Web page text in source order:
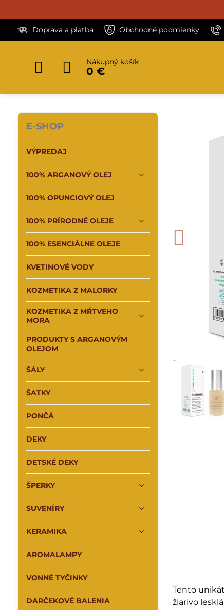
Doprava a platba Obchodné podmienky
Nákupný košík
0 €
Tento
žiarivo
E-SHOP
VÝPREDAJ
100% ARGANOVÝ OLEJ
100% OPUNCIOVÝ OLEJ
100% PRÍRODNÉ OLEJE
100% ESENCIÁLNE OLEJE
KVETINOVÉ VODY
KOZMETIKA Z MALORKY
KOZMETIKA Z MŔTVEHO
MORA
PRODUKTY S ARGANOVÝM
OLEJOM
ŠÁLY
ŠATKY
PONČÁ
DEKY
DETSKÉ DEKY
ŠPERKY
SUVENÍRY
KERAMIKA
AROMALAMPY
VONNÉ TYČINKY
DARČEKOVÉ BALENIA